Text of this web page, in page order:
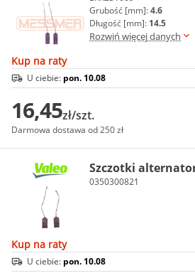
Grubość [mm]:4.6
Długość [mm]: 14.5
Rozwiń więcej danych
Kup na raty
U ciebie: pon. 10.08
16,45zł/szt.
Darmowa dostawa od 250 zł
Szczotki
0350300821
Kup na raty
U ciebie: pon. 10.08